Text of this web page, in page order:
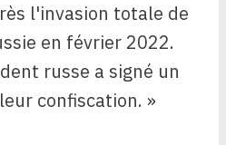
l'invasion totale de
en février 2022.
russe a signé un
confiscation. »